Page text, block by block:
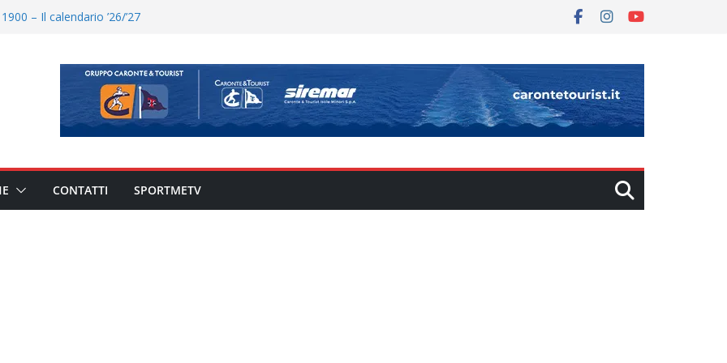
Messina
chiama questa piazza non
D»
e allenamento congiunto.
CONTATTI SPORTMETV